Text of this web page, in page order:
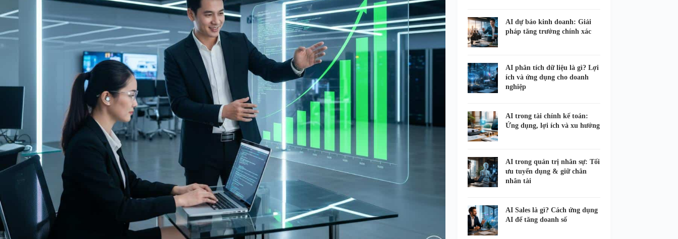
AI dự báo kinh doanh: Giải
pháp tăng trưởng chính xác
AI phân tích dữ liệu là gì? Lợi
ích và ứng dụng cho doanh
nghiệp
AI trong tài chính kế toán:
Ứng dụng, lợi ích và xu hướng
AI trong quản trị nhân sự: Tối
ưu tuyển dụng & giữ chân
nhân tài
AI Sales là gì? Cách ứng dụng
AI để tăng doanh số